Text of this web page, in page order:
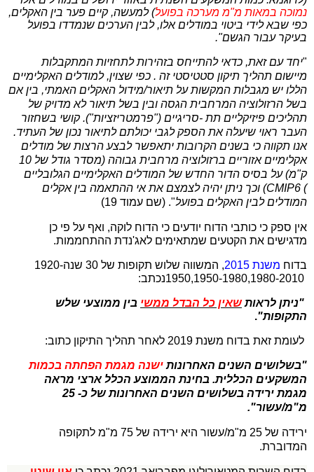
נמוכה במאות מ"מ מערכה בפועל) למעשה, קיים פער בין האקלים,
כפי שבא לידי ביטוי במודלים אלו, לבין הערכים שנמדדו בפועל
בעיקר עבור הגשם".
"יחד עם זאת, כדאי להתייחס בזהירות לתחזיות המתקבלות
מיישום תהליך תיקון סטטיסטי זה . כפי שצוין, למודלים האקלימיים
הללו יש מגבלות המקשות על תיאור/מידול האקלים האמתי, בין אם
בשל הרזולוציה המרחבית הגסה ובין בשל תיאור לא מדויק של
תהליכים פיזיקליים תת -סריגיים ("פרמטריזציות"). קושי בשחזור
העבר ראוי שיעלה את הספק לגבי יכולתם לתיאור נכון של העתיד.
אנו תקווה כי בשנים הקרובות יתאפשר לבצע הרצות של מודלים
אקלימיים אזוריים ברזולוציה מרחבית גבוהה (מסדר גודל של 10
ק"מ) על בסיס הדור החדש של המודלים האקלימיים הגלובליים
(CMIP6 ( וכך ניתן יהיה לצמצם את אי ההתאמה בין אקלים
המודלים לבין האקלים בפועל"
. (שם עמוד 19)
אין ספק כי כותבי הדוח יודעים כי הדוח לוקה, ואף על פי כן
מדגישים את הקטעים שמתאימים לאג'נדת ההתחממות.
בדוח משנת 2015 , המשווה שלוש תקופות של 30 שנה
1920-
1950,1950-1980,1980-2010נכתב:
"ניתן לראותשאין כל הבדל ממשי בין ממוצעי שלש
התקופות".
לעומת זאת בדוח משנת 2019 לאחר תהליך התיקון כתוב:
"בשלושים השנים האחרונות ישנה מגמת הפחתה בכמות
המשקעים הכללית. בחינת הממוצע הכלל ארצי מראה
מגמת ירידה בשלושים השנים האחרונות של כ- 25
מ"מ/עשור".
ירידה של 25 מ"מ/עשור היא ירידה של 75 מ"מ לתקופה
המדוברת.